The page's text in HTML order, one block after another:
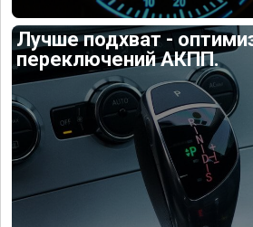
Лучше подхват -
переключений АКПП.